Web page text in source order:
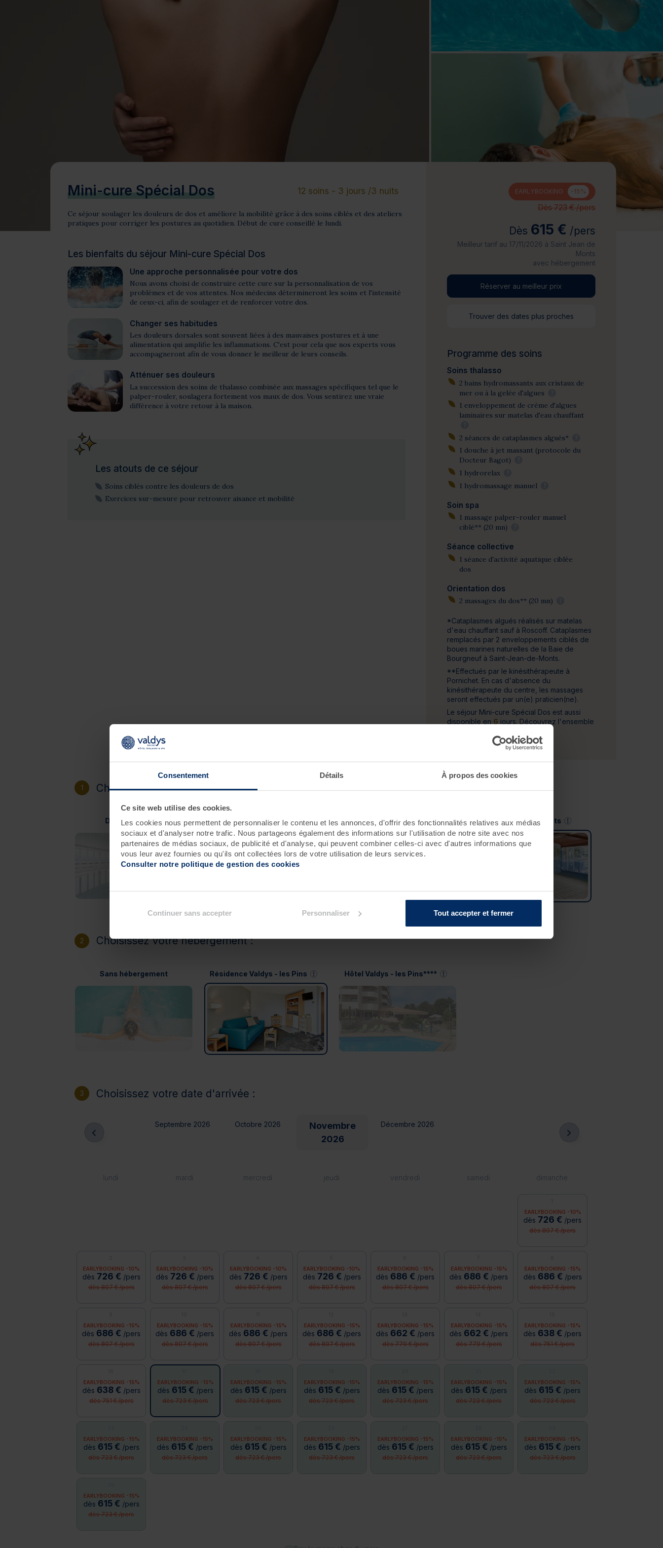
Consentement Détails À propos des cookies
Ce site web utilise des cookies.
Les cookies nous permettent de personnaliser le contenu et les annonces, d'offrir des fonctionnalités relatives aux médias
sociaux et d'analyser notre trafic. Nous partageons également des informations sur l'utilisation de notre site avec nos
partenaires de médias sociaux, de publicité et d'analyse, qui peuvent combiner celles-ci avec d'autres informations que
vous leur avez fournies ou qu'ils ont collectées lors de votre utilisation de leurs services.
Consulter notre politique de gestion des cookies
Continuer sans accepter Personnaliser Tout accepter et fermer
Sur-mesure
Mini-cure Spécial Dos 12 soins - 3 jours /3 nuits
Ce séjour soulager les douleurs de dos et améliore la mobilité grâce à des soins ciblés et des ateliers
pratiques pour corriger les postures au quotidien. Début de cure conseillé le lundi.
Les bienfaits du séjour Mini-cure Spécial Dos
Une approche personnalisée pour votre dos
Nous avons choisi de construire cette cure sur la personnalisation de vos
problèmes et de vos attentes. Nos médecins détermineront les soins et l'intensité
de ceux-ci, afin de soulager et de renforcer votre dos.
Changer ses habitudes
Les douleurs dorsales sont souvent liées à des mauvaises postures et à une
alimentation qui amplifie les inflammations. C'est pour cela que nos experts vous
accompagneront afin de vous donner le meilleur de leurs conseils.
Atténuer ses douleurs
La succession des soins de thalasso combinée aux massages spécifiques tel que le
palper-rouler, soulagera fortement vos maux de dos. Vous sentirez une vraie
différence à votre retour à la maison.
Les atouts de ce séjour
Soins ciblés contre les douleurs de dos
Exercices sur-mesure pour retrouver aisance et mobilité
EARLYBOOKING -15%
Dès 723 € /pers
Dès 615 € /pers
Meilleur tarif au 17/11/2026 à Saint Jean de
Monts
avec hébergement
Réserver au meilleur prix
Trouver des dates plus proches
Programme des soins
Soins thalasso
2 bains hydromassants aux cristaux de
mer ou à la gelée d'algues
1 enveloppement de crème d'algues
laminaires sur matelas d'eau chauffant
2 séances de cataplasmes algués*
1 douche à jet massant (protocole du
Docteur Bagot)
1 hydrorelax
1 hydromassage manuel
Soin spa
1 massage palper-rouler manuel
ciblé** (20 mn)
Séance collective
1 séance d'activité aquatique ciblée
dos
Orientation dos
2 massages du dos** (20 mn)
*Cataplasmes algués réalisés sur matelas
d'eau chauffant sauf à Roscoff. Cataplasmes
remplacés par 2 enveloppements ciblés de
boues marines naturelles de la Baie de
Bourgneuf à Saint-Jean-de-Monts.
**Effectués par le kinésithérapeute à
Pornichet. En cas d'absence du
kinésithérapeute du centre, les massages
seront effectués par un(e) praticien(ne).
Le séjour Mini-cure Spécial Dos est aussi
disponible en 6 jours. Découvrez l'ensemble
1 Choisissez votre destination :
Douarnenez Roscoff Pornichet - Baie de La Baule Saint-Jean-de-Monts
lundi mardi mercredi jeudi vendredi samedi dimanche
EARLYBOOKING -10%
dès 726 € /pers
dès 807 € /pers
EARLYBOOKING -10%
dès 726 € /pers
dès 807 € /pers
EARLYBOOKING -10%
dès 726 € /pers
dès 807 € /pers
EARLYBOOKING -10%
dès 726 € /pers
dès 807 € /pers
EARLYBOOKING -10%
dès 726 € /pers
dès 807 € /pers
EARLYBOOKING -15%
dès 686 € /pers
dès 807 € /pers
EARLYBOOKING -15%
dès 686 € /pers
dès 807 € /pers
EARLYBOOKING -15%
dès 686 € /pers
dès 807 € /pers
EARLYBOOKING -15%
dès 686 € /pers
dès 807 € /pers
EARLYBOOKING -15%
dès 686 € /pers
dès 807 € /pers
EARLYBOOKING -15%
dès 686 € /pers
dès 807 € /pers
EARLYBOOKING -15%
dès 686 € /pers
dès 807 € /pers
EARLYBOOKING -15%
dès 662 € /pers
dès 779 € /pers
EARLYBOOKING -15%
dès 662 € /pers
dès 779 € /pers
EARLYBOOKING -15%
dès 638 € /pers
dès 751 € /pers
EARLYBOOKING -15%
dès 638 € /pers
dès 751 € /pers
EARLYBOOKING -15%
dès 615 € /pers
dès 723 € /pers
EARLYBOOKING -15%
dès 615 € /pers
dès 723 € /pers
EARLYBOOKING -15%
dès 615 € /pers
dès 723 € /pers
EARLYBOOKING -15%
dès 615 € /pers
dès 723 € /pers
EARLYBOOKING -15%
dès 615 € /pers
dès 723 € /pers
EARLYBOOKING -15%
dès 615 € /pers
dès 723 € /pers
EARLYBOOKING -15%
dès 615 € /pers
dès 723 € /pers
EARLYBOOKING -15%
dès 615 € /pers
dès 723 € /pers
EARLYBOOKING -15%
dès 615 € /pers
dès 723 € /pers
EARLYBOOKING -15%
dès 615 € /pers
dès 723 € /pers
EARLYBOOKING -15%
dès 615 € /pers
dès 723 € /pers
EARLYBOOKING -15%
dès 615 € /pers
dès 723 € /pers
EARLYBOOKING -15%
dès 615 € /pers
dès 723 € /pers
EARLYBOOKING -15%
dès 615 € /pers
dès 723 € /pers
2 Choisissez votre hébergement :
Sans hébergement Résidence Valdys - les Pins Hôtel Valdys - les Pins****
3 Choisissez votre date d'arrivée :
Septembre 2026 Octobre 2026
Novembre
2026
Décembre 2026